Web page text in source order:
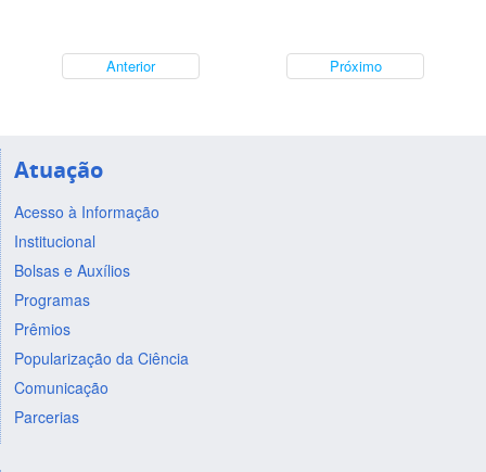
Anterior Próximo
Atuação
Acesso à Informação
Institucional
Bolsas e Auxílios
Programas
Prêmios
Popularização da Ciência
Comunicação
Parcerias